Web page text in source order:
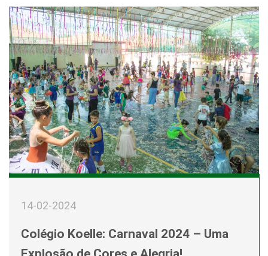
14-02-2024
Colégio Koelle: Carnaval 2024 – Uma